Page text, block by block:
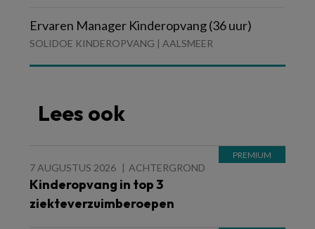
Ervaren Manager Kinderopvang (36 uur)
SOLIDOE KINDEROPVANG | AALSMEER
Lees ook
7 AUGUSTUS 2026 ACHTERGROND
Kinderopvang in top 3
ziekteverzuimberoepen